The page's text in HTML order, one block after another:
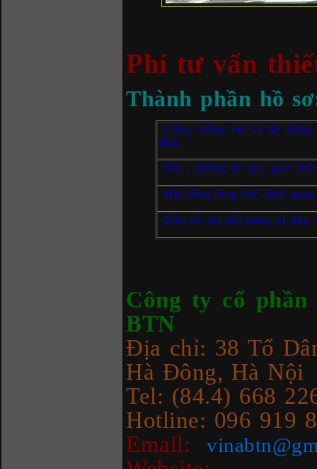
Phí tư vấn
Thành phần hồ
Cổng, tường rào và hệ
tầng.
Sân , đường đi dạo, giao
Mặt bằng tổng thể cảnh
Đèn và chi tiết trang trí phụ
Công ty cổ
BTN
Địa chỉ: 38 Tổ
Hà Đông, Hà Nội
Tel: (84.4) 668
Hotline: 096 919
Email: